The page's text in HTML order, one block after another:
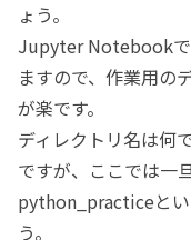
ょう。
Jupyter Notebookで
ますので、作業用の
が楽です。
ディレクトリ名は何
ですが、ここでは一
python_practiceとい
う。